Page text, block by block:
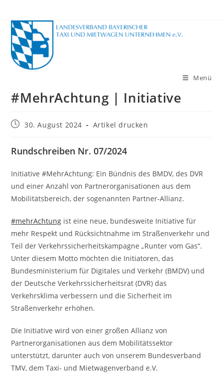
Inhalt
springen
Menü
#MehrAchtung | Initiative
Beitrag30. August 2024 Artikel drucken
Rundschreiben Nr. 07/2024
Initiative #MehrAchtung: Ein Bündnis des BMDV, des DVR
und einer Anzahl von Partnerorganisationen aus dem
Mobilitätsbereich, der sogenannten Partner-Allianz.
#mehrAchtung ist eine neue, bundesweite Initiative für
mehr Respekt und Rücksichtnahme im Straßenverkehr und
Teil der Verkehrssicherheitskampagne „Runter vom Gas“.
Unter diesem Motto möchten die Initiatoren, das
Bundesministerium für Digitales und Verkehr (BMDV) und
der Deutsche Verkehrssicherheitsrat (DVR) das
Verkehrsklima verbessern und die Sicherheit im
Straßenverkehr erhöhen.
Die Initiative wird von einer großen Allianz von
Partnerorganisationen aus dem Mobilitätssektor
unterstützt, darunter auch von unserem Bundesverband
TMV, dem Taxi- und Mietwagenverband e.V.